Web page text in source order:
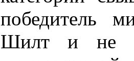
победитель
Шилт и не